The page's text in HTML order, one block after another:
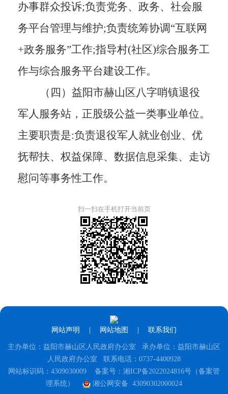
办事群众投诉;负责党务、政务、社会服
务平台管理与维护;负责统筹协调“互联网
+政务服务”工作;指导村(社区)综合服务工
作与综合服务平台建设工作。
（四） 益阳市赫山区八字哨镇退役
军人服务站，正股级公益一类事业单位。
主要职责是:负责退役军人就业创业、优
抚帮扶、 权益保障、数据信息采集、走访
慰问等事务性工作。
扫一扫在手机打开当前页
网站声明 网站地图 联系我们
主办单位：益阳市赫山区人民政府办公室 承办单位：益阳市赫山区
人民政府办公室 联系电话：0737-4400928
网站标识码：4309030009 备案号：湘ICP备2022024816号（备案管
理系统）
湘公网安备 43090302000024